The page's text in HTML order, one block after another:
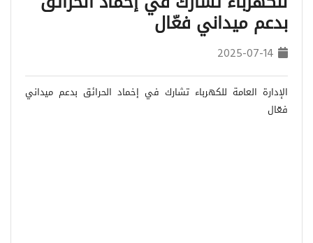
بدعم ميداني فعّال
2025-07-14
الإدارة العامة للكهرباء تشارك في إخماد الحرائق بدعم ميداني
فعّال